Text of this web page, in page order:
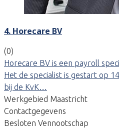
4. Horecare BV
(0)
Horecare BV is een payroll
Het de specialist is gestart op
bij de KvK…
Werkgebied Maastricht
Contactgegevens
Besloten Vennootschap